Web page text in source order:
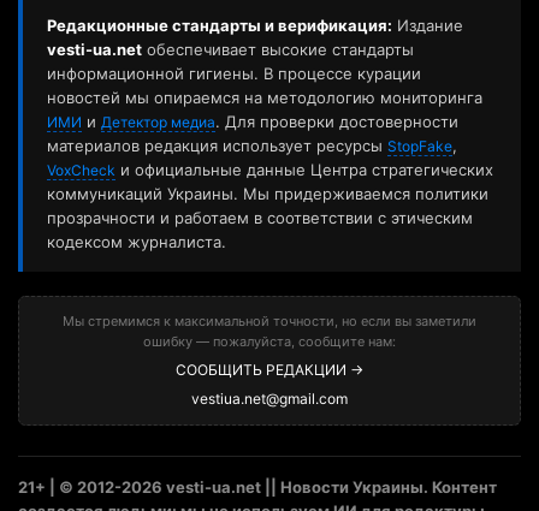
Редакционные стандарты и верификация: Издание
vesti-ua.net обеспечивает высокие стандарты
информационной гигиены. В процессе курации
новостей мы опираемся на методологию мониторинга
ИМИ и Детектор медиа. Для проверки достоверности
материалов редакция использует ресурсы StopFake,
VoxCheck и официальные данные Центра стратегических
коммуникаций Украины. Мы придерживаемся политики
прозрачности и работаем в соответствии с этическим
кодексом журналиста.
Мы стремимся к максимальной точности, но если вы заметили
ошибку — пожалуйста, сообщите нам:
СООБЩИТЬ РЕДАКЦИИ →
vestiua.net@gmail.com
21+ | © 2012-2026 vesti-ua.net || Новости Украины. Контент